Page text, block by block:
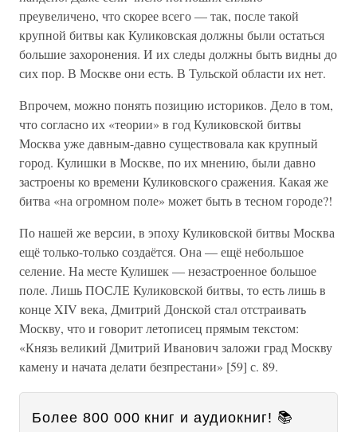
преувеличено, что скорее всего — так, после такой
крупной битвы как Куликовская должны были остаться
большие захоронения. И их следы должны быть видны до
сих пор. В Москве они есть. В Тульской области их нет.
Впрочем, можно понять позицию историков. Дело в том,
что согласно их «теории» в год Куликовской битвы
Москва уже давным-давно существовала как крупный
город. Кулишки в Москве, по их мнению, были давно
застроены ко времени Куликовского сражения. Какая же
битва «на огромном поле» может быть в тесном городе?!
По нашей же версии, в эпоху Куликовской битвы Москва
ещё только-только создаётся. Она — ещё небольшое
селение. На месте Кулишек — незастроенное большое
поле. Лишь ПОСЛЕ Куликовской битвы, то есть лишь в
конце XIV века, Дмитрий Донской стал отстраивать
Москву, что и говорит летописец прямым текстом:
«Князь великий Дмитрий Иванович заложи град Москву
камену и начата делати безпрестани» [59] с. 89.
Более 800 000 книг и аудиокниг! 📚